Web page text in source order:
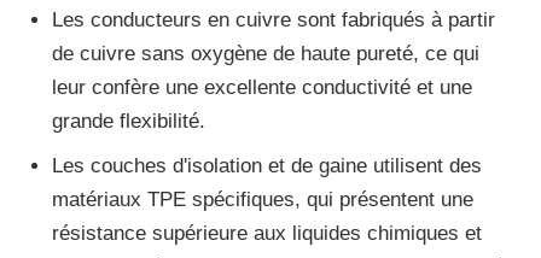
Les conducteurs en cuivre sont fabriqués à partir
de cuivre sans oxygène de haute pureté, ce qui
leur confère une excellente conductivité et une
grande flexibilité.
Les couches d'isolation et de gaine utilisent des
matériaux TPE spécifiques, qui présentent une
résistance supérieure aux liquides chimiques et